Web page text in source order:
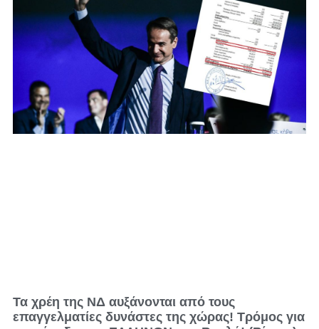
Τα χρέη της ΝΔ αυξάνονται από τους
επαγγελματίες δυνάστες της χώρας! Τρόμος για